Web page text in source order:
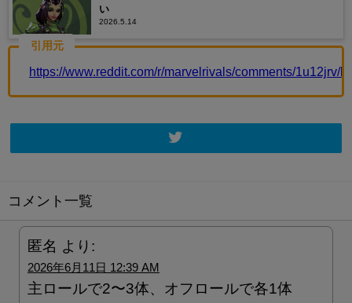
い
2026.5.14
引用元
https://www.reddit.com/r/marvelrivals/comments/
コメント一覧
匿名 より:
2026年6月11日 12:39 AM
主ロールで2〜3体、オフロールで各1体